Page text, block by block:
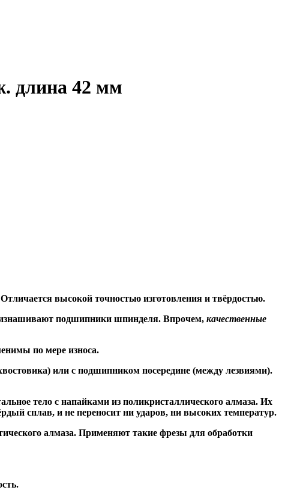
длина 42 мм
высокой точностью изготовления и твёрдостью.
изнашивают подшипники шпинделя. Впрочем, качественные
по мере износа.
или с подшипником посередине (между лезвиями).
тело с напайками из поликристаллического алмаза. Их
сплав, и не переносит ни ударов, ни высоких температур.
алмаза. Применяют такие фрезы для обработки